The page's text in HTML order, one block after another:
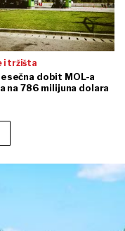
i tržišta
dobit MOL-a
na 786 milijuna dolara